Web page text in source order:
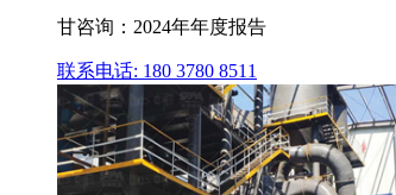
甘咨询：2024年年度报告
联系电话: 180 3780 8511